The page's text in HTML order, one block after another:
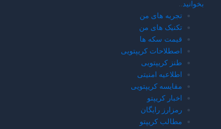
بخوانید
تجربه های من
تکنیک های من
قیمت سکه ها
اصطلاحات کریپتویی
طنز کریپتویی
اطلاعیه امنیتی
مقایسه کریپتویی
اخبار کریپتو
رمزارز رایگان
مطالب کریپتو